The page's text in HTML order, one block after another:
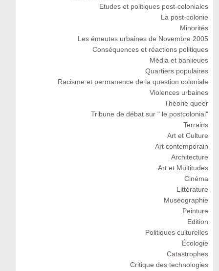
Etudes et politiques post-coloniales
La post-colonie
Minorités
Les émeutes urbaines de Novembre 2005
Conséquences et réactions politiques
Média et banlieues
Quartiers populaires
Racisme et permanence de la question coloniale
Violences urbaines
Théorie queer
Tribune de débat sur " le postcolonial"
Terrains
Art et Culture
Art contemporain
Architecture
Art et Multitudes
Cinéma
Littérature
Muséographie
Peinture
Edition
Politiques culturelles
Écologie
Catastrophes
Critique des technologies